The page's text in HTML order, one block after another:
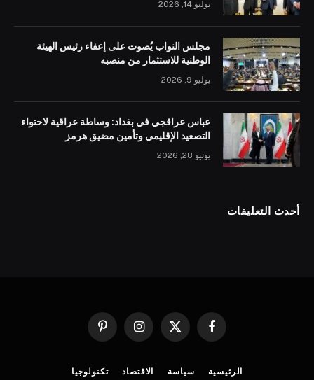
يوليو 14, 2026
مجلس النواب يُصوت على إعفاء رئيس الهيئة
الوطنية للاستثمار من منصبه
يوليو 9, 2026
عباس عراقجي في بغداد: وساطة عراقية لاحتواء
التصعيد الإقليمي وتأمين مضيق هرمز
يونيو 28, 2026
أحدث التعليقات
فيسبوك
X
الانستغرامبينتيريست
الرئيسية سياسة الاقتصاد تكنولوجيا